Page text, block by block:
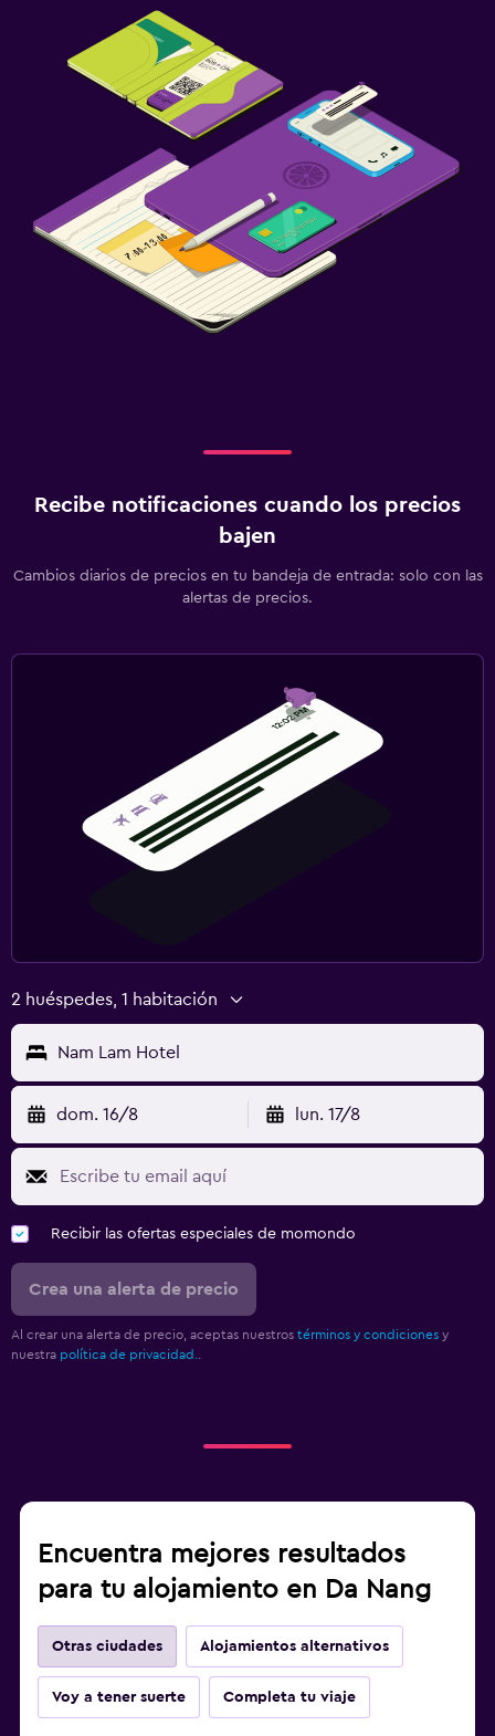
Recibe notificaciones cuando los precios
bajen
Cambios diarios de precios en tu bandeja de entrada: solo con las
alertas de precios.
2 huéspedes, 1 habitación
Nam Lam Hotel
dom. 16/8 lun. 17/8
Recibir las ofertas especiales de momondo
Crea una alerta de precio
Al crear una alerta de precio, aceptas nuestros términos y condiciones y
nuestra política de privacidad.
Encuentra mejores resultados
para tu alojamiento en Da Nang
Otras ciudades Alojamientos alternativos
Voy a tener suerte Completa tu viaje